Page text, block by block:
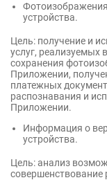
устройства.
Цель: получение и
услуг, реализуемых
сохранения
Приложении,
платежных
распознавания и
Приложении.
Информация о
устройства.
Цель: анализ